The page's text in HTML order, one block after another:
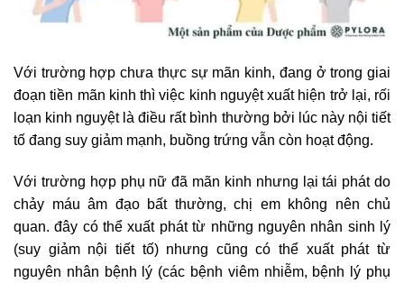
Với trường hợp chưa thực sự mãn kinh, đang ở trong giai
đoạn tiền mãn kinh thì việc kinh nguyệt xuất hiện trở lại, rối
loạn kinh nguyệt là điều rất bình thường bởi lúc này nội tiết
tố đang suy giảm mạnh, buồng trứng vẫn còn hoạt động.
Với trường hợp phụ nữ đã mãn kinh nhưng lại tái phát do
chảy máu âm đạo bất thường, chị em không nên chủ
quan. đây có thể xuất phát từ những nguyên nhân sinh lý
(suy giảm nội tiết tố) nhưng cũng có thể xuất phát từ
nguyên nhân bệnh lý (các bệnh viêm nhiễm, bệnh lý phụ